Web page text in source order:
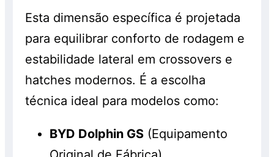
Esta dimensão específica é projetada
para equilibrar conforto de rodagem e
estabilidade lateral em crossovers e
hatches modernos. É a escolha
técnica ideal para modelos como:
BYD Dolphin GS (Equipamento